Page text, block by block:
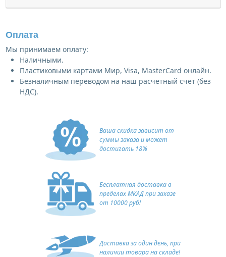
Оплата
Мы принимаем оплату:
Наличными.
Пластиковыми картами Мир, Visa, MasterCard онлайн.
Безналичным переводом на наш расчетный счет (без
НДС).
Ваша скидка зависит от
суммы заказа и может
достигать 18%
Бесплатная доставка в
пределах МКАД при заказе
от 10000 руб!
Доставка за один день, при
наличии товара на складе!